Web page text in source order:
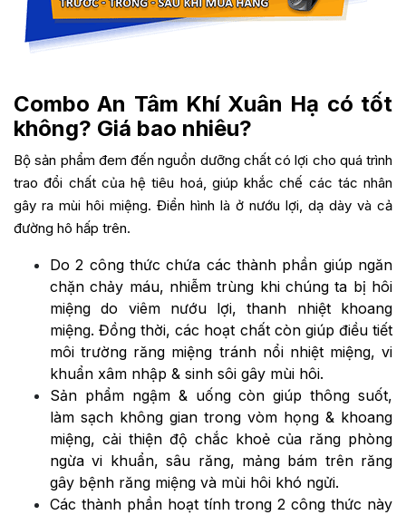
Combo An Tâm Khí Xuân Hạ có tốt
không? Giá bao nhiêu?
Bộ sản phẩm đem đến nguồn dưỡng chất có lợi cho quá trình
trao đổi chất của hệ tiêu hoá, giúp khắc chế các tác nhân
gây ra mùi hôi miệng. Điển hình là ở nướu lợi, dạ dày và cả
đường hô hấp trên.
Do 2 công thức chứa các thành phần giúp ngăn
chặn chảy máu, nhiễm trùng khi chúng ta bị hôi
miệng do viêm nướu lợi, thanh nhiệt khoang
miệng. Đồng thời, các hoạt chất còn giúp điều tiết
môi trường răng miệng tránh nổi nhiệt miệng, vi
khuẩn xâm nhập & sinh sôi gây mùi hôi.
Sản phẩm ngậm & uống còn giúp thông suốt,
làm sạch không gian trong vòm họng & khoang
miệng, cải thiện độ chắc khoẻ của răng phòng
ngừa vi khuẩn, sâu răng, mảng bám trên răng
gây bệnh răng miệng và mùi hôi khó ngửi.
Các thành phần hoạt tính trong 2 công thức này